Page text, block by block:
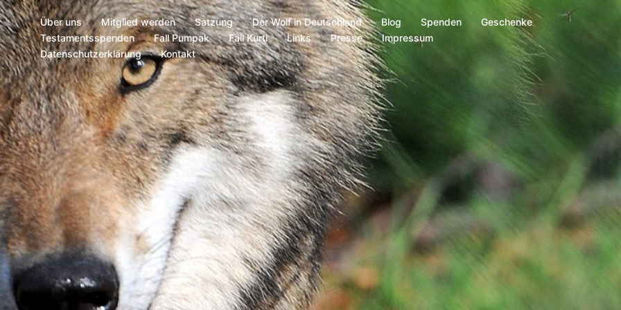
Über uns Mitglied werden Satzung Der Wolf in Deutschland Blog Spenden
Geschenke
Testamentsspenden
Fall Pumpak Fall Kurti Links Presse
Impressum
Datenschutzerklärung
Kontakt